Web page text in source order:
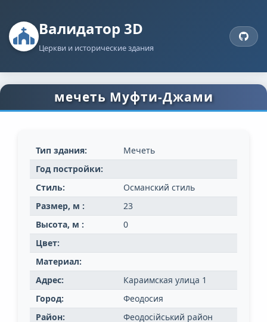
Валидатор 3D
Церкви и исторические здания
мечеть Муфти-Джами
Тип здания:
Мечеть
Год постройки:
Стиль:
Османский стиль
Размер, м :
23
Высота, м :
0
Цвет:
Материал:
Адрес:
Караимская улица 1
Город:
Феодосия
Район:
Феодосійський район